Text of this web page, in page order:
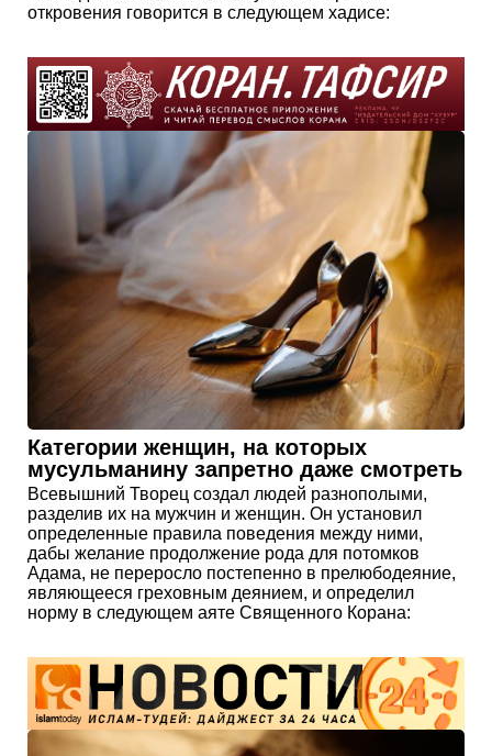
Категории женщин, на которых
мусульманину запретно даже смотреть
Всевышний Творец создал людей разнополыми,
разделив их на мужчин и женщин. Он установил
определенные правила поведения между ними,
дабы желание продолжение рода для потомков
Адама, не переросло постепенно в прелюбодеяние,
являющееся греховным деянием, и определил
норму в следующем аяте Священного Корана: